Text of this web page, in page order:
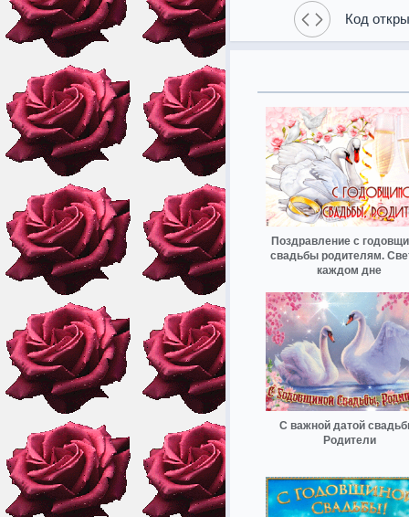
Код
Поздравление с
свадьбы родителям.
каждом дне
С важной датой
Родители